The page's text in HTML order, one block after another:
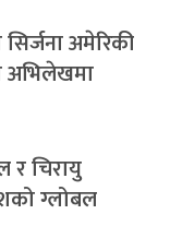
अमेरिकी
अभिलेखमा
र चिरायु
ग्लोबल